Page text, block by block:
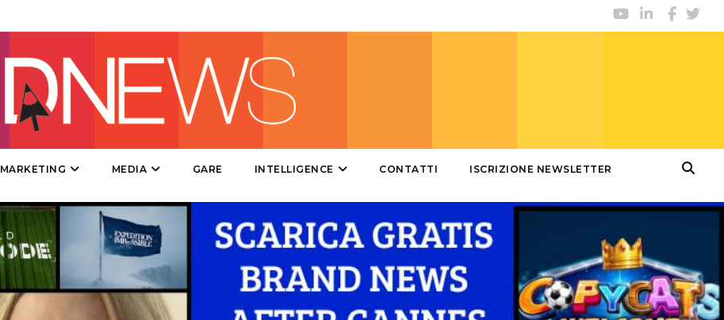
DESIGN
PUNTI VENDITA
MARKETING MEDIA GARE INTELLIGENCE CONTATTI ISCRIZIONE NEWSLETTER